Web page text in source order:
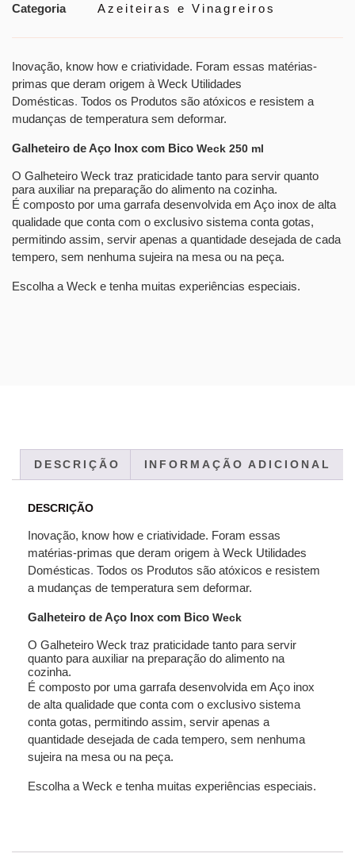
Categoria
Azeiteiras e Vinagreiros
Inovação, know how e criatividade. Foram essas matérias-
primas que deram origem à Weck Utilidades
Domésticas. Todos os Produtos são atóxicos e resistem a
mudanças de temperatura sem deformar.
Galheteiro de Aço Inox com Bico Weck 250 ml
O Galheteiro Weck traz praticidade tanto para servir quanto
para auxiliar na preparação do alimento na cozinha.
É composto por uma garrafa desenvolvida em Aço inox de alta
qualidade que conta com o exclusivo sistema conta gotas,
permitindo assim, servir apenas a quantidade desejada de cada
tempero, sem nenhuma sujeira na mesa ou na peça.
Escolha a Weck e tenha muitas experiências especiais.
DESCRIÇÃO INFORMAÇÃO ADICIONAL
DESCRIÇÃO
Inovação, know how e criatividade. Foram essas
matérias-primas que deram origem à Weck Utilidades
Domésticas. Todos os Produtos são atóxicos e resistem
a mudanças de temperatura sem deformar.
Galheteiro de Aço Inox com Bico Weck
O Galheteiro Weck traz praticidade tanto para servir
quanto para auxiliar na preparação do alimento na
cozinha.
É composto por uma garrafa desenvolvida em Aço inox
de alta qualidade que conta com o exclusivo sistema
conta gotas, permitindo assim, servir apenas a
quantidade desejada de cada tempero, sem nenhuma
sujeira na mesa ou na peça.
Escolha a Weck e tenha muitas experiências especiais.